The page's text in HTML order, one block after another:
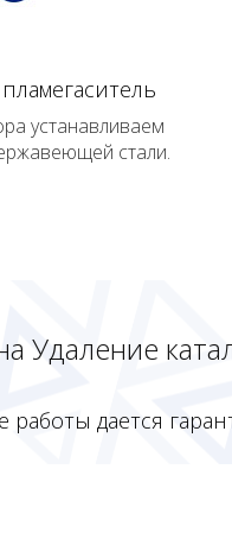
устанавливаем
стали.
Удаление
дается